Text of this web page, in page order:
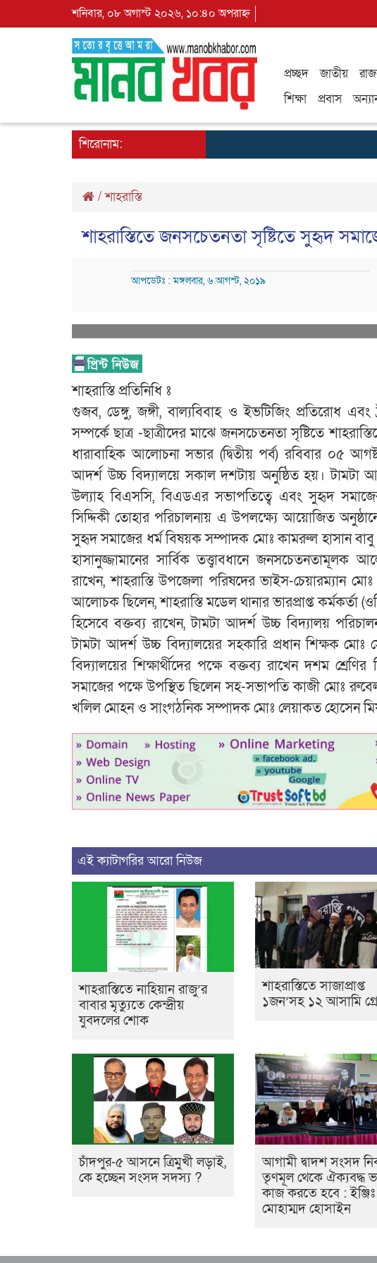
শনিবার, ০৮ অগাস্ট ২০২৬, ১০:৪০ অপরাহ্ন
প্রচ্ছদ জাতীয়
শিক্ষা
প্রবাস
শিরোনাম:
/শাহরাস্তি
শাহরাস্তিতে জনসচেতনতা সৃষ্টিতে সুহৃদ
আপডেটঃ : মঙ্গলবার, ৬ আগস্ট, ২০১৯
শাহরাস্তি প্রতিনিধি ঃ
গুজব, ডেঙ্গু, জঙ্গী, বাল্যবিবাহ ও ইভটিজিং প্রতিরোধ
সম্পর্কে ছাত্র -ছাত্রীদের মাঝে জনসচেতনতা সৃষ্টিতে
ধারাবাহিক আলোচনা সভার (দ্বিতীয় পর্ব) রবিবার ০৫
আদর্শ উচ্চ বিদ্যালয়ে সকাল দশটায় অনুষ্ঠিত হয়। টামটা
উল্যাহ বিএসসি, বিএডএর সভাপতিত্বে এবং সুহৃদ
সিদ্দিকী তোহার পরিচালনায় এ উপলক্ষ্যে আয়োজিত
সুহৃদ সমাজের ধর্ম বিষয়ক সম্পাদক মোঃ কামরুল হাসান বাবু।
হাসানুজ্জামানের সার্বিক তত্ত্বাবধানে জনসচেতনতামূলক
রাখেন, শাহরাস্তি উপজেলা পরিষদের ভাইস-চেয়ারম্যান
আলোচক ছিলেন, শাহরাস্তি মডেল থানার ভারপ্রাপ্ত
হিসেবে বক্তব্য রাখেন, টামটা আদর্শ উচ্চ বিদ্যালয়
টামটা আদর্শ উচ্চ বিদ্যালয়ের সহকারি প্রধান শিক্ষক
বিদ্যালয়ের শিক্ষার্থীদের পক্ষে বক্তব্য রাখেন দশম
সমাজের পক্ষে উপস্থিত ছিলেন সহ-সভাপতি কাজী মোঃ
খলিল মোহন ও সাংগঠনিক সম্পাদক মোঃ লেয়াকত হোসেন
এই ক্যাটাগরির আরো নিউজ
শাহরাস্তিতে নাহিয়ান রাজু’র
বাবার মৃত্যুতে কেন্দ্রীয়
যুবদলের শোক
শাহরাস্তিতে সাজাপ্রাপ্ত
১জন’সহ ১২ আসামি
চাঁদপুর-৫ আসনে ত্রিমুখী লড়াই,
কে হচ্ছেন সংসদ সদস্য ?
আগামী দ্বাদশ সংসদ
তৃণমূল থেকে ঐক্যবদ্ধ
কাজ করতে হবে : ইঞ্জিঃ
মোহাম্মদ হোসাইন